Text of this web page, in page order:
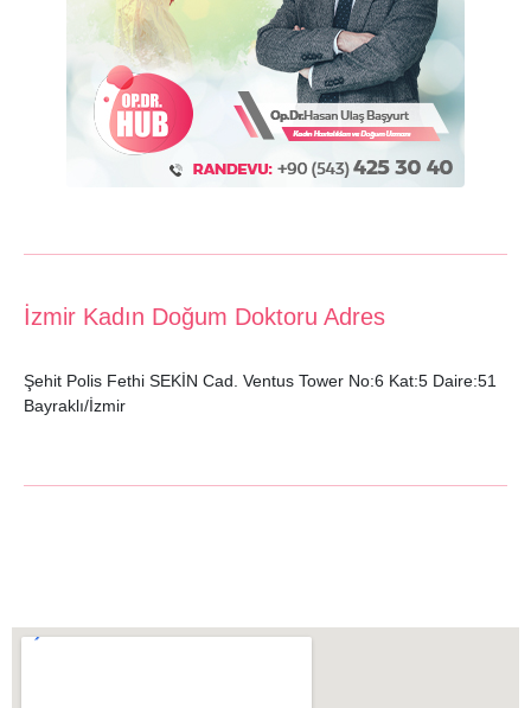
İzmir Kadın Doğum Doktoru Adres
Şehit Polis Fethi SEKİN Cad. Ventus Tower No:6 Kat:5 Daire:51
Bayraklı/İzmir